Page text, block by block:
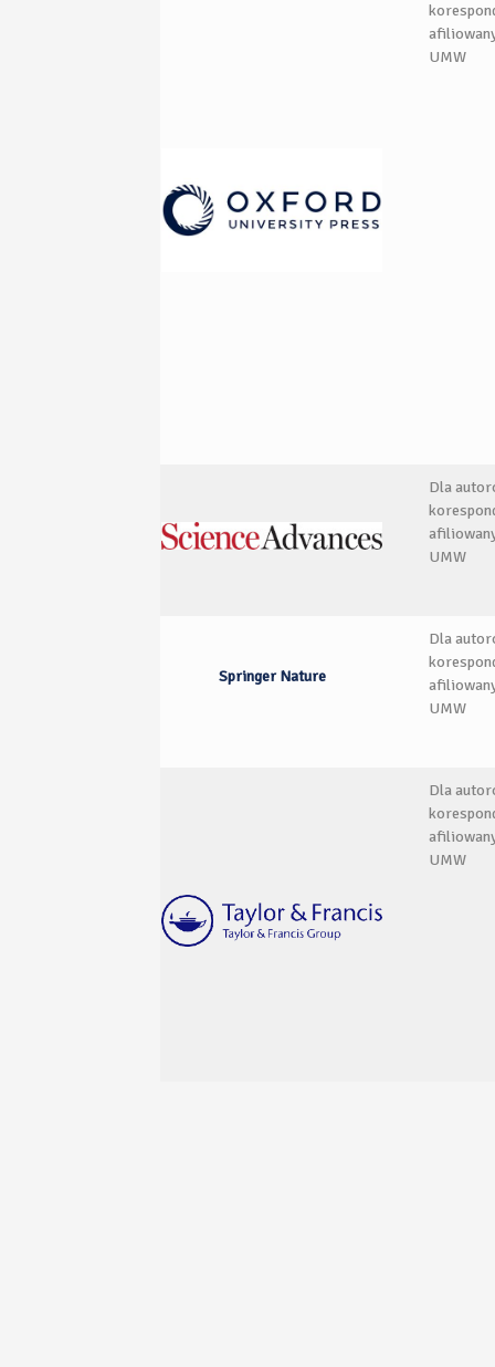
UMW
Dla
UMW
Springer Nature
Dla
UMW
Dla
UMW